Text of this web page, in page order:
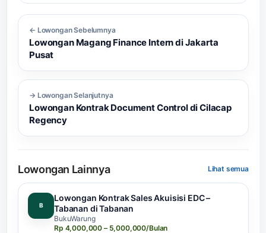
← Lowongan Sebelumnya
Lowongan Magang Finance Intern di Jakarta
Pusat
→ Lowongan Selanjutnya
Lowongan Kontrak Document Control di Cilacap
Regency
Lowongan Lainnya Lihat semua
B
Lowongan Kontrak Sales Akuisisi EDC –
Tabanan di Tabanan
BukuWarung
Rp 4,000,000 – 5,000,000/Bulan